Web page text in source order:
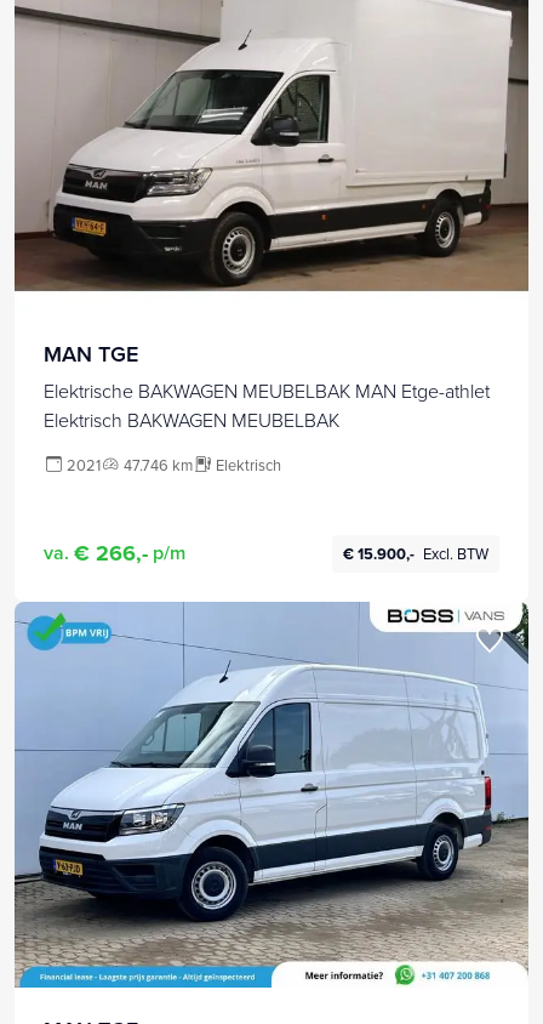
MAN TGE
Elektrische BAKWAGEN MEUBELBAK MAN Etge-athlet
Elektrisch BAKWAGEN MEUBELBAK
2021 47.746 km Elektrisch
va. € 266,- p/m € 15.900,- Excl. BTW